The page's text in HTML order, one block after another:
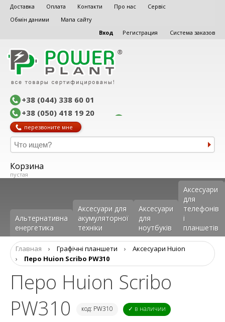
Доставка Оплата Контакти Про нас
Сервіс
Обмін даними
Мапа сайту
Вход
Регистрация Система заказов
+38 (044) 338 60 01
+38 (050) 418 19 20
перезвоните мне
Корзина
пустая
Альтернативна
енергетика
Аксесуари для
акумуляторної
техніки
Аксесуари
для
ноутбуків
Аксеcуари
для
телефонів
і
планшетів
Главная › Графічні планшети ›
Аксесуари Huion
›
Перо Huion Scribo PW310
Перо Huion Scribo
PW310
код: PW310 ✓ в наличии